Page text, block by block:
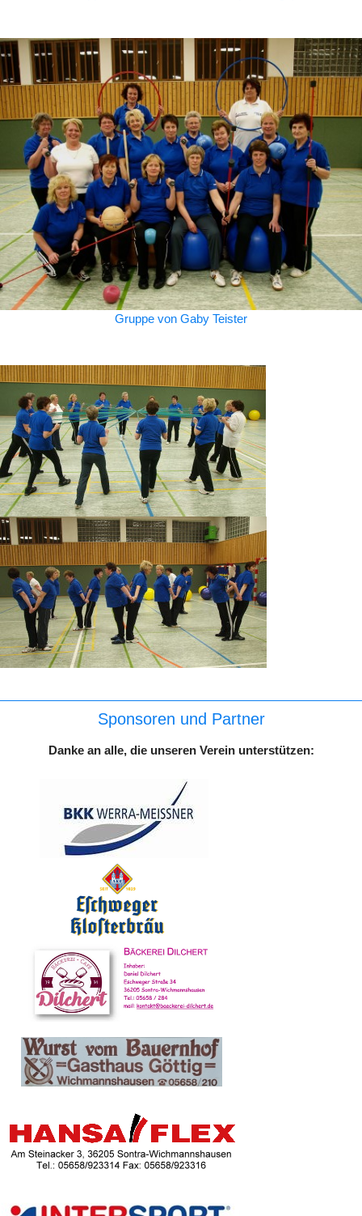
Gruppe von Gaby Teister
Sponsoren und Partner
Danke an alle, die unseren Verein unterstützen: